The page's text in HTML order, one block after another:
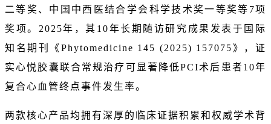
二等奖、中国中西医结合学会科学技术奖一等奖等7项
奖项。2025年，其10年长期随访研究成果发表于国际
知名期刊《Phytomedicine 145 (2025) 157075》，证
实心悦胶囊联合常规治疗可显著降低PCI术后患者10年
复合心血管终点事件发生率。
两款核心产品均拥有深厚的临床证据积累和权威学术背